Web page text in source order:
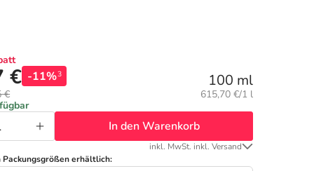
€ -11%3
€
100 ml
Grundpreis:
615,70 €/1 l
In den Warenkorb
inkl. MwSt. inkl. Versand
Packungsgrößen erhältlich: